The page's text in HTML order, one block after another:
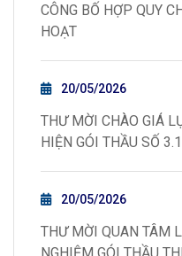
CÔNG BỐ HỢP QUY
HOẠT
20/05/2026
THƯ MỜI CHÀO GIÁ
HIỆN GÓI THẦU SỐ 3.1
20/05/2026
THƯ MỜI QUAN TÂM